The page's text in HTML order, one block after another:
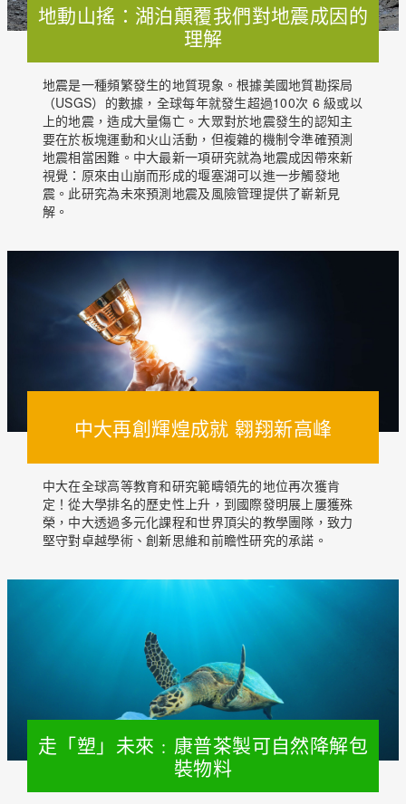
地動山搖：湖泊顛覆我們對地震成因的
理解
地震是一種頻繁發生的地質現象。根據美國地質勘探局
（USGS）的數據，全球每年就發生超過100次 6 級或以
上的地震，造成大量傷亡。大眾對於地震發生的認知主
要在於板塊運動和火山活動，但複雜的機制令準確預測
地震相當困難。中大最新一項研究就為地震成因帶來新
視覺：原來由山崩而形成的堰塞湖可以進一步觸發地
震。此研究為未來預測地震及風險管理提供了嶄新見
解。
中大再創輝煌成就 翱翔新高峰
中大在全球高等教育和研究範疇領先的地位再次獲肯
定！從大學排名的歷史性上升，到國際發明展上屢獲殊
榮，中大透過多元化課程和世界頂尖的教學團隊，致力
堅守對卓越學術、創新思維和前瞻性研究的承諾。
走「塑」未來﹕康普茶製可自然降解包
裝物料